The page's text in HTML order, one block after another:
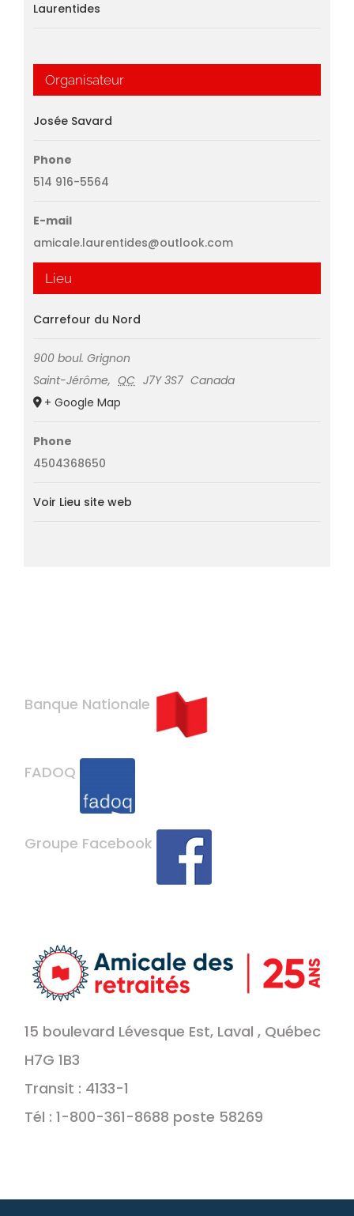
Laurentides
Lieu
Carrefour du Nord
900 boul. Grignon
Saint-Jérôme, QC J7Y 3S7 Canada
+ Google Map
Phone
4504368650
Voir Lieu site web
Organisateur
Josée Savard
Phone
514 916-5564
E-mail
amicale.laurentides@outlook.com
Banque Nationale
FADOQ
Groupe Facebook
15 boulevard Lévesque Est, Laval , Québec
H7G 1B3
Transit : 4133-1
Tél : 1-800-361-8688 poste 58269